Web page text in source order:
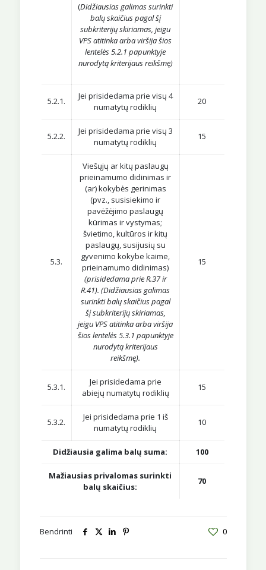
(Didžiausias galimas surinkti
balų skaičius pagal šį
subkriterijų skiriamas, jeigu
VPS atitinka arba viršija šios
lentelės 5.2.1 papunktyje
nurodytą kriterijaus reikšmę)
5.2.1.
Jei prisidedama prie visų 4
numatytų rodiklių
20
5.2.2.
Jei prisidedama prie visų 3
numatytų rodiklių
15
5.3.
Viešųjų ar kitų paslaugų
prieinamumo didinimas ir
(ar) kokybės gerinimas
(pvz., susisiekimo ir
pavėžėjimo paslaugų
kūrimas ir vystymas;
švietimo, kultūros ir kitų
paslaugų, susijusių su
gyvenimo kokybe kaime,
prieinamumo didinimas)
(prisidedama prie R.37 ir
R.41). (Didžiausias galimas
surinkti balų skaičius pagal
šį subkriterijų skiriamas,
jeigu VPS atitinka arba viršija
šios lentelės 5.3.1 papunktyje
nurodytą kriterijaus
reikšmę).
15
5.3.1.
Jei prisidedama prie
abiejų numatytų rodiklių
15
5.3.2.
Jei prisidedama prie 1 iš
numatytų rodiklių
10
Didžiausia galima balų suma: 100
Mažiausias privalomas surinkti
balų skaičius:
70
Bendrinti 0